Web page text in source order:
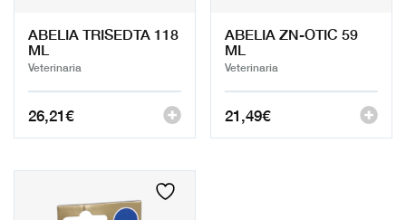
ABELIA TRISEDTA 118
ML
Veterinaria
26,21€
ABELIA ZN-OTIC 59
ML
Veterinaria
21,49€